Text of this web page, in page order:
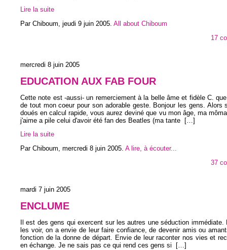
Lire la suite
Par Chiboum, jeudi 9 juin 2005 All about Chiboum
17
mercredi 8 juin 2005
EDUCATION AUX FAB FOUR
Cette note est -aussi- un remerciement à la belle âme et fidèle C.
de tout mon coeur pour son adorable geste. Bonjour les gens. Alors
doués en calcul rapide, vous aurez deviné que vu mon âge, ma
j'aime a pile celui d'avoir été fan des Beatles (ma tante […]
Lire la suite
Par Chiboum, mercredi 8 juin 2005. A lire, à écouter...
37
mardi 7 juin 2005
ENCLUME
Il est des gens qui exercent sur les autres une séduction immédiate.
les voir, on a envie de leur faire confiance, de devenir amis ou
fonction de la donne de départ. Envie de leur raconter nos vies et
en échange. Je ne sais pas ce qui rend ces gens si
[…]